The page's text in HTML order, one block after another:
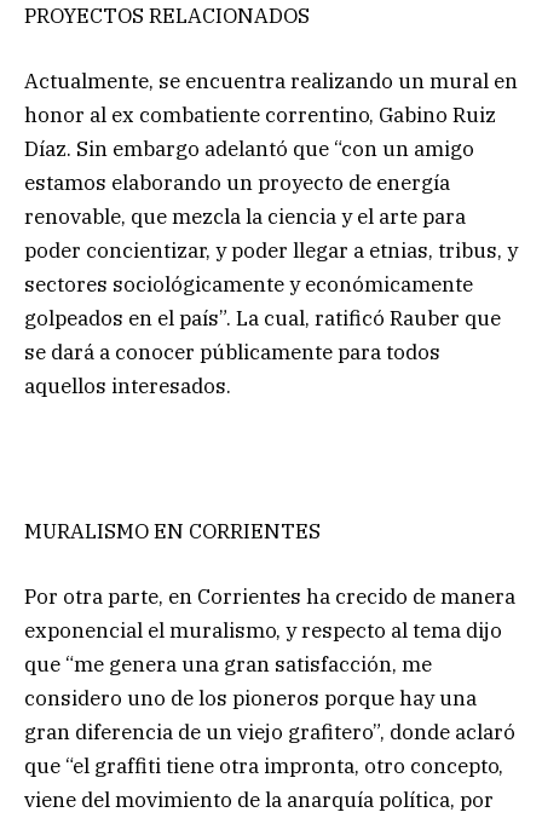
PROYECTOS RELACIONADOS
Actualmente, se encuentra realizando un mural en
honor al ex combatiente correntino, Gabino Ruiz
Díaz. Sin embargo adelantó que “con un amigo
estamos elaborando un proyecto de energía
renovable, que mezcla la ciencia y el arte para
poder concientizar, y poder llegar a etnias, tribus, y
sectores sociológicamente y económicamente
golpeados en el país”. La cual, ratificó Rauber que
se dará a conocer públicamente para todos
aquellos interesados.
MURALISMO EN CORRIENTES
Por otra parte, en Corrientes ha crecido de manera
exponencial el muralismo, y respecto al tema dijo
que “me genera una gran satisfacción, me
considero uno de los pioneros porque hay una
gran diferencia de un viejo grafitero”, donde aclaró
que “el graffiti tiene otra impronta, otro concepto,
viene del movimiento de la anarquía política, por